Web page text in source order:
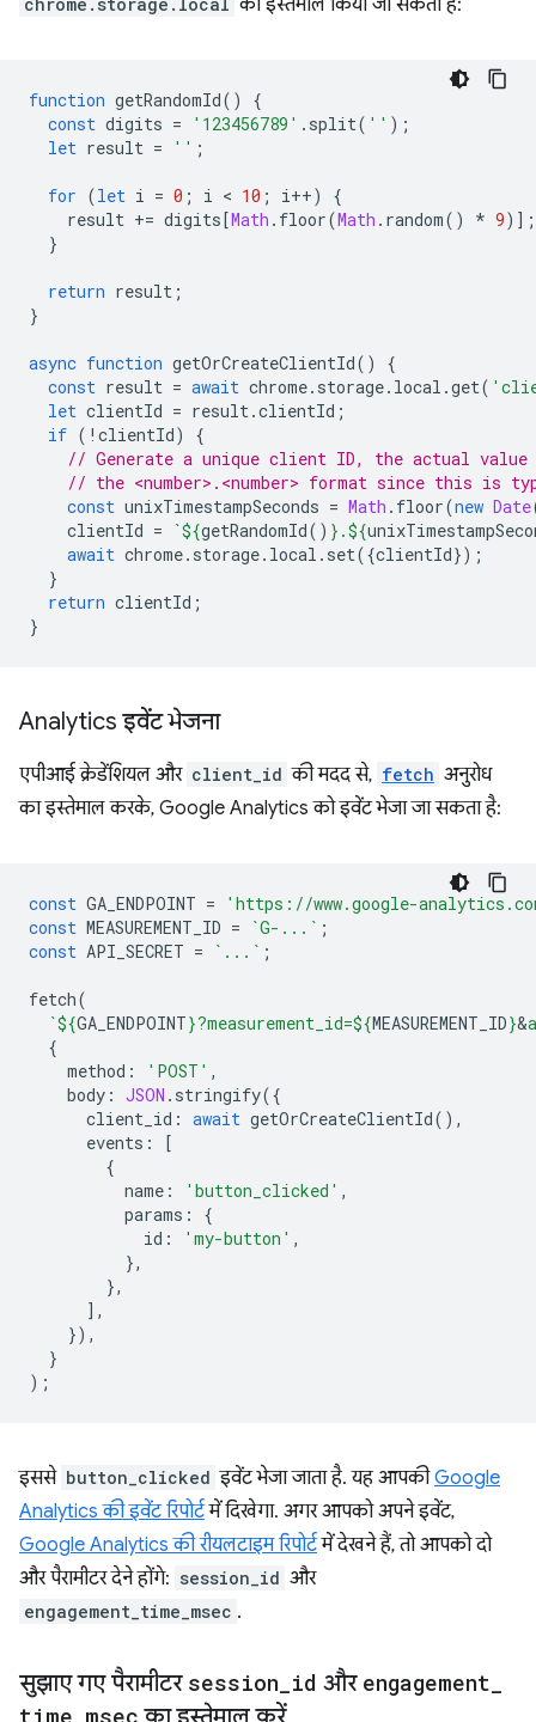
का इस्तेमाल किया जा सकता है:
function getRandomId()
{
const digits = '123456789' . split( '' );
let result = '' ;
for (let i = 0 ; i < 10 ; i++)
{
result += digits[Math . floor(Math . random() * 9)];
}
return result ;
}
async function getOrCreateClientId()
{
const result = await chrome. storage. local .get(
let clientId = result.clientId ;
if ( ! clientId)
{
// Generate a unique client ID, the actual value
// the <number>.<number> format since this is
const unixTimestampSeconds = Math . floor(new Date
clientId = `${getRandomId() } .${
await chrome. storage. local . set({clientId});
}
return clientId ;
}
Analytics इवेंट भेजना
एपीआई क्रेडेंशियल और client_id की मदद से, fetch अनुरोध
का इस्तेमाल करके, Google Analytics को इवेंट भेजा जा सकता है:
const GA_ENDPOINT =
'https://www.google-
const MEASUREMENT_ID = `G-...` ;
const API_SECRET = `...` ;
fetch(
`${GA_ENDPOINT}?measurement_id=${MEASUREMENT_ID}&
{
method : 'POST' ,
body : JSON . stringify({
client_id : await getOrCreateClientId(),
events :
[
{
name : 'button_clicked' ,
params :
{
id : 'my-button' ,
},
},
],
}),
}
);
इससे button_clicked इवेंट भेजा जाता है. यह आपकीGoogle
Analytics की इवेंट रिपोर्टमें दिखेगा. अगर आपको अपने इवेंट,
Google Analytics की रीयलटाइम रिपोर्टमें देखने हैं, तो आपको दो
और पैरामीटर देने होंगे: session_id और
engagement_time_msec .
सुझाए गए पैरामीटर session id और engagement
time msec